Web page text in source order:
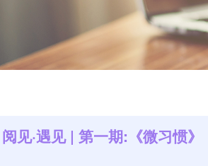
见·遇见 | 第一期:《微习惯》